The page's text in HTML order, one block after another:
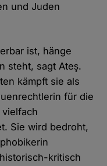
und Juden
ist, hänge
steht, sagt Ateş.
kämpft sie als
für die
Sie wird bedroht,
kritisch